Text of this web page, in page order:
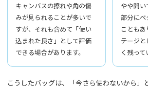
キャンバスの擦れや角の傷
みが見られることが多いで
すが、それも含めて「使い
込まれた良さ」として評価
できる場合があります。
やや開い
部分にベ
ことも
テージ
く残って
こうしたバッグは、「今さら使わないから」